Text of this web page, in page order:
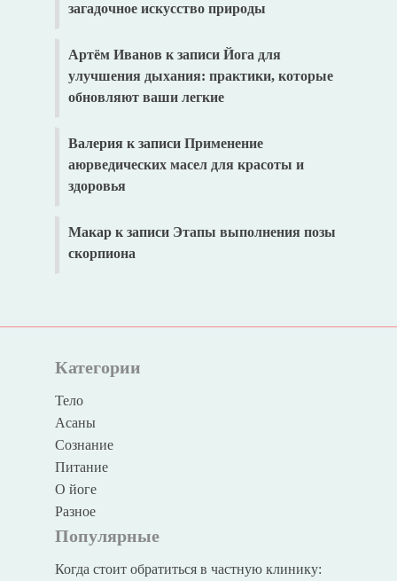
загадочное искусство природы
Артём Иванов к записи Йога для
улучшения дыхания: практики, которые
обновляют ваши легкие
Валерия к записи Применение
аюрведических масел для красоты и
здоровья
Макарк записи Этапы выполнения позы
скорпиона
Категории
Тело
Асаны
Сознание
Питание
О йоге
Разное
Популярные
Когда стоит обратиться в частную клинику: